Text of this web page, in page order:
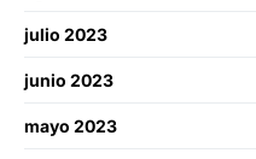
julio 2023
junio 2023
mayo 2023